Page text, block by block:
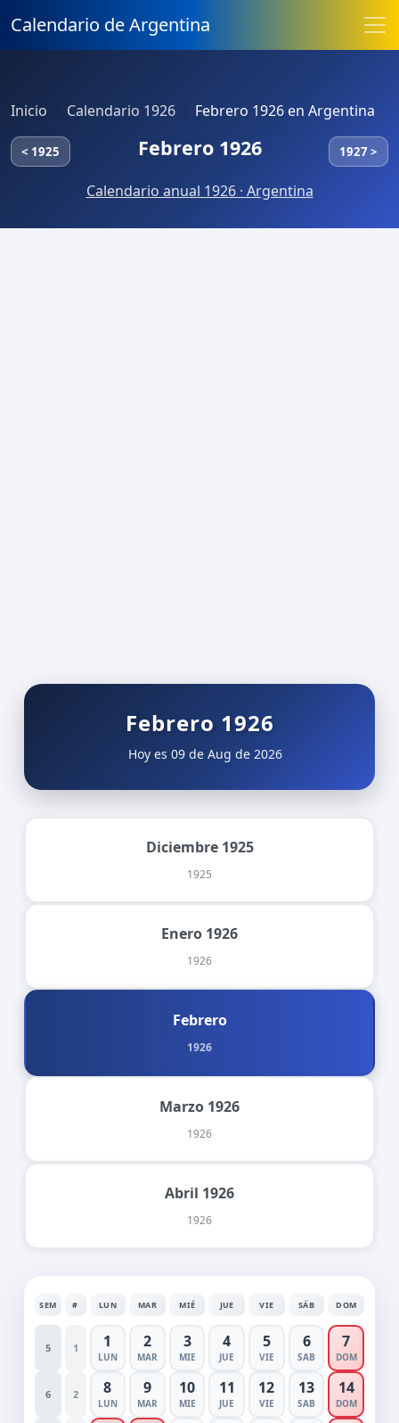
Calendario de Argentina
Inicio Calendario 1926 Febrero 1926 en Argentina
< 1925 Febrero 1926 1927 >
Calendario anual 1926 · Argentina
Febrero 1926
Hoy es 09 de Aug de 2026
Diciembre 1925
1925
Enero 1926
1926
Febrero
1926
Marzo 1926
1926
Abril 1926
1926
SEM # LUN MAR MIÉ JUE VIE SÁB DOM
5 1 1
LUN
2
MAR
3
MIE
4
JUE
5
VIE
6
SAB
7
DOM
6 2 8
LUN
9
MAR
10
MIE
11
JUE
12
VIE
13
SAB
14
DOM